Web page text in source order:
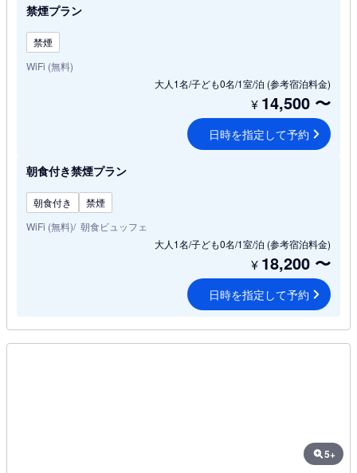
禁煙プラン
禁煙
WiFi (無料)
大人1名/子ども0名/1室/泊 (参考宿泊料金)
¥ 14,500 〜
日時を指定して予約
朝食付き禁煙プラン
朝食付き
禁煙
WiFi (無料) 朝食ビュッフェ
大人1名/子ども0名/1室/泊 (参考宿泊料金)
¥ 18,200 〜
日時を指定して予約
5+